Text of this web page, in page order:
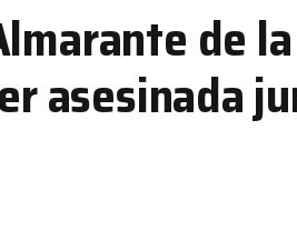
de
asesinada